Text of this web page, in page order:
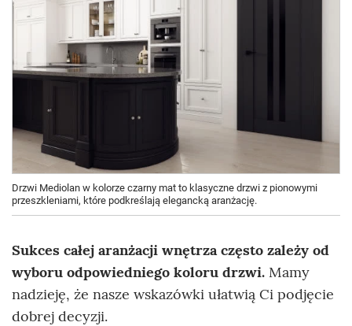
Drzwi Mediolan w kolorze czarny mat to klasyczne drzwi z pionowymi
przeszkleniami, które podkreślają elegancką aranżację.
Sukces całej aranżacji wnętrza często zależy od
wyboru odpowiedniego koloru drzwi. Mamy
nadzieję, że nasze wskazówki ułatwią Ci podjęcie
dobrej decyzji.